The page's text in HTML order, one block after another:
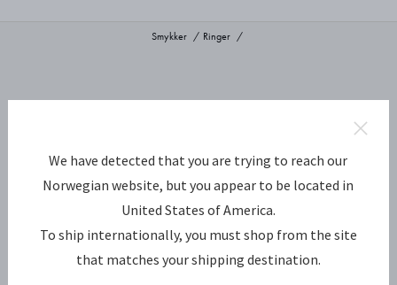
Smykker Ringer
We have detected that you are trying to reach our
Norwegian website, but you appear to be located in
United States of America.
To ship internationally, you must shop from the site
that matches your shipping destination.